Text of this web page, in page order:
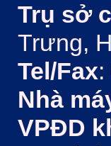
Trụ sở
Trưng,
Tel/Fax
Nhà
VPĐD